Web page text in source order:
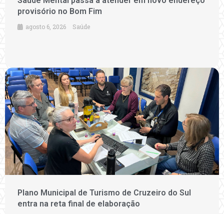
provisório no Bom Fim
agosto 6, 2026 Saúde
Plano Municipal de Turismo de Cruzeiro do Sul
entra na reta final de elaboração